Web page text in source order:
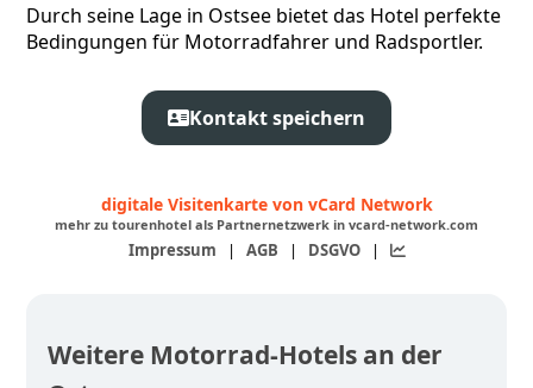
Durch seine Lage in Ostsee bietet das Hotel perfekte
Bedingungen für Motorradfahrer und Radsportler.
Kontakt speichern
digitale Visitenkarte von vCard Network
mehr zu tourenhotel als Partnernetzwerk in vcard-network.com
Impressum | AGB | DSGVO |
Weitere Motorrad-Hotels an der